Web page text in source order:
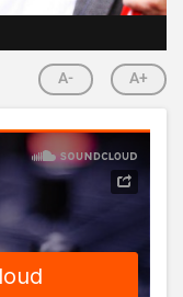
A- A+